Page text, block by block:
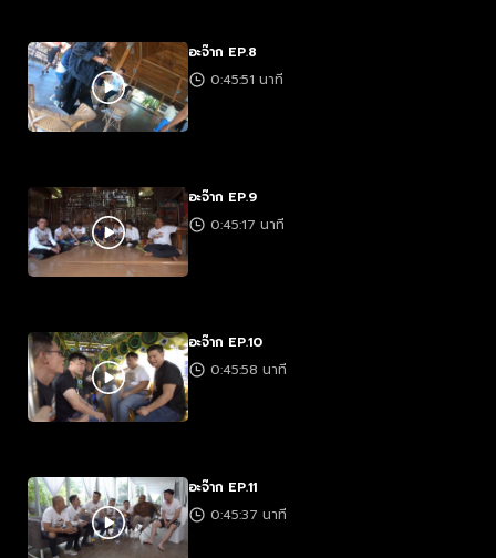
อะจ๊าก EP.8
0:45:51 นาที
อะจ๊าก EP.9
0:45:17 นาที
อะจ๊าก EP.10
0:45:58 นาที
อะจ๊าก EP.11
0:45:37 นาที